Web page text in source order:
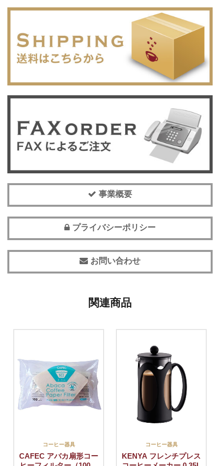
事業概要
プライバシーポリシー
お問い合わせ
関連商品
コーヒー器具
CAFEC アバカ扇形コー
コーヒー器具
KENYA フレンチプレス